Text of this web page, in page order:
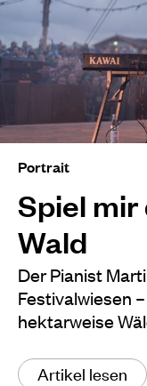
Portrait
Spiel mir
Wald
Der Pianist
Festivalwiesen
hektarweise
Artikel lesen